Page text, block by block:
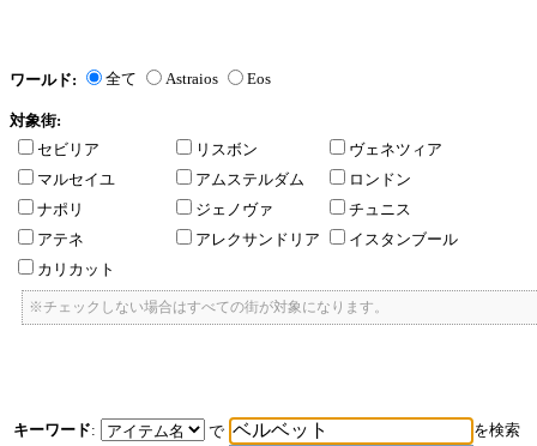
ワールド: 全て Astraios Eos
対象街:
セビリア
リスボン
ヴェネツィア
マルセイユ
アムステルダム
ロンドン
ナポリ
ジェノヴァ
チュニス
アテネ
アレクサンドリア
イスタンブール
カリカット
※チェックしない場合はすべての街が対象になります。
キーワード:
で
を検索